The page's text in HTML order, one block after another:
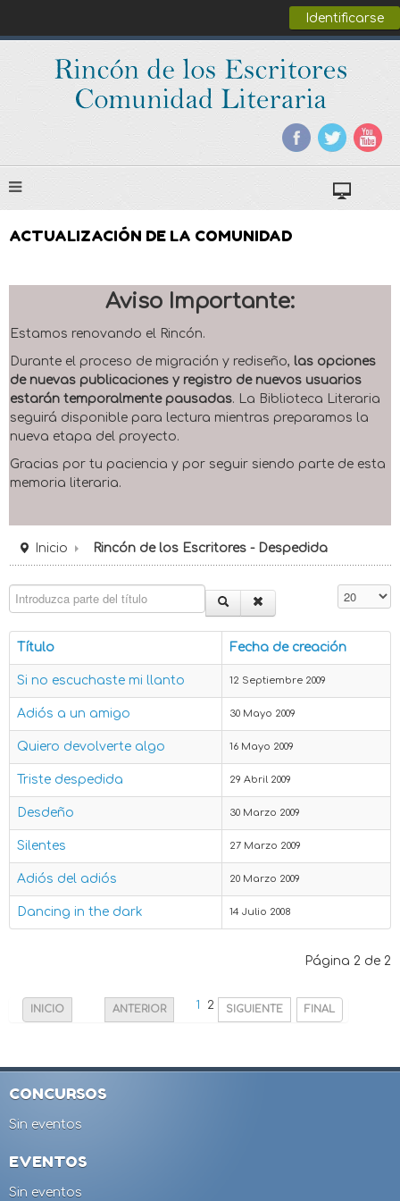
Identificarse
ACTUALIZACIÓN DE LA COMUNIDAD
Aviso Importante:
Estamos renovando el Rincón.
Durante el proceso de migración y rediseño, las opciones
de nuevas publicaciones y registro de nuevos usuarios
estarán temporalmente pausadas. La Biblioteca Literaria
seguirá disponible para lectura mientras preparamos la
nueva etapa del proyecto.
Gracias por tu paciencia y por seguir siendo parte de esta
memoria literaria.
Inicio Rincón de los Escritores - Despedida
Introduzca parte del título
Título Fecha de creación
Si no escuchaste mi llanto 12 Septiembre 2009
Adiós a un amigo 30 Mayo 2009
Quiero devolverte algo 16 Mayo 2009
Triste despedida 29 Abril 2009
Desdeño 30 Marzo 2009
Silentes 27 Marzo 2009
Adiós del adiós 20 Marzo 2009
Dancing in the dark 14 Julio 2008
Página 2 de 2
INICIO ANTERIOR 1 2 SIGUIENTE FINAL
CONCURSOS
Sin eventos
EVENTOS
Sin eventos